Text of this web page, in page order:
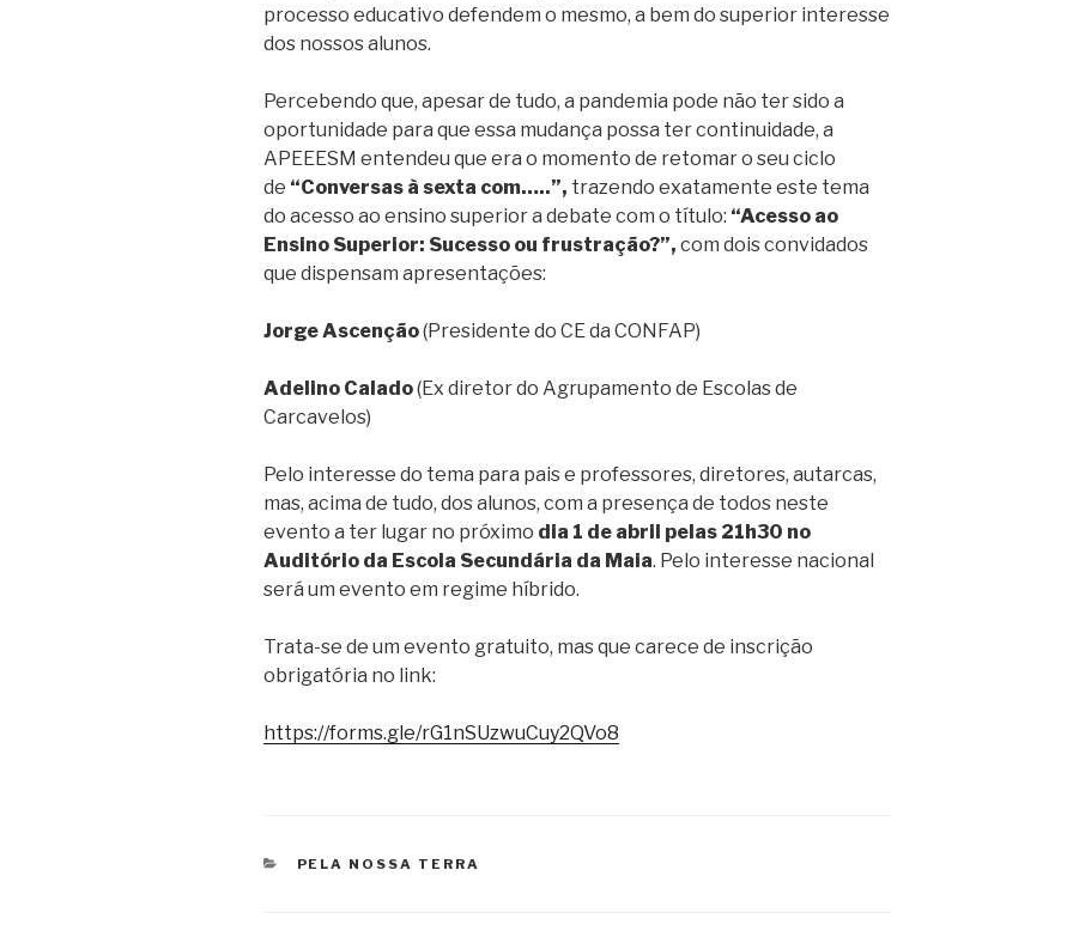
processo educativo defendem o mesmo, a bem do superior interesse
dos nossos alunos.
Percebendo que, apesar de tudo, a pandemia pode não ter sido a
oportunidade para que essa mudança possa ter continuidade, a
APEEESM entendeu que era o momento de retomar o seu ciclo
de “Conversas à sexta com…..”, trazendo exatamente este tema
do acesso ao ensino superior a debate com o título: “Acesso ao
Ensino Superior: Sucesso ou frustração?”, com dois convidados
que dispensam apresentações:
Jorge Ascenção(Presidente do CE da CONFAP)
Adelino Calado(Ex diretor do Agrupamento de Escolas de
Carcavelos)
Pelo interesse do tema para pais e professores, diretores, autarcas,
mas, acima de tudo, dos alunos, com a presença de todos neste
evento a ter lugar no próximo dia 1 de abril pelas 21h30 no
Auditório da Escola Secundária da Maia. Pelo interesse nacional
será um evento em regime híbrido.
Trata-se de um evento gratuito, mas que carece de inscrição
obrigatória no link:
https://forms.gle/rG1nSUzwuCuy2QVo8
CATEGORIAS
PELA NOSSA TERRA